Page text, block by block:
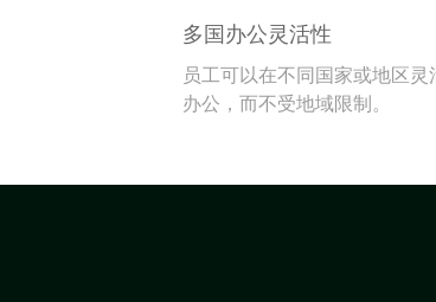
多国办公灵活性
员工可以在不同国家或地区灵
办公，而不受地域限制。